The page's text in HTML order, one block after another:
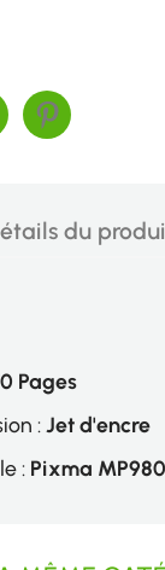
du
Pages
:Jet d'encre
: Pixma